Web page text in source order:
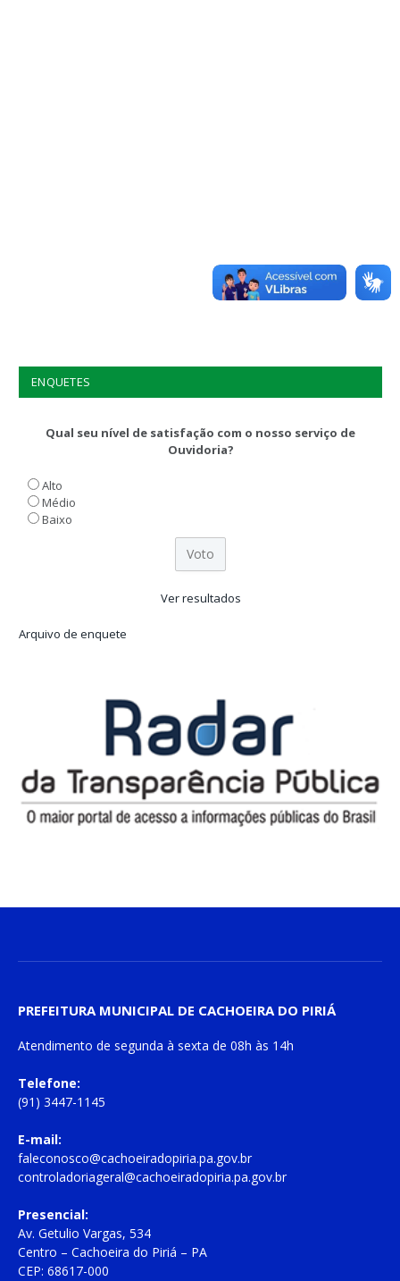
ENQUETES
Qual seu nível de satisfação com o nosso serviço de
Ouvidoria?
Alto
Médio
Baixo
Ver resultados
Arquivo de enquete
PREFEITURA MUNICIPAL DE CACHOEIRA DO PIRIÁ
Atendimento de segunda à sexta de 08h às 14h
Telefone:
(91) 3447-1145
E-mail:
faleconosco@cachoeiradopiria.pa.gov.br
controladoriageral@cachoeiradopiria.pa.gov.br
Presencial:
Av. Getulio Vargas, 534
Centro – Cachoeira do Piriá – PA
CEP: 68617-000